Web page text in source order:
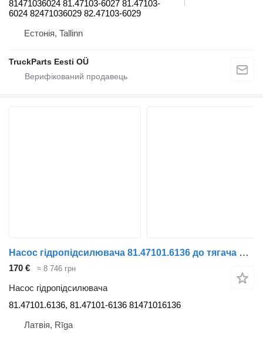
81471036024 81.47103-6027 81.47103-
6024 82471036029 82.47103-6029
Естонія, Tallinn
TruckParts Eesti OÜ
Насос гідропідсилювача 81.47101.6136 до тягача MAN E2000, F2000, F90, L2000, M 2000 L, M 2000 M, M90, TGA, TGM I, TGS I
170 € ≈ 8 746 грн
Насос гідропідсилювача
81.47101.6136, 81.47101-6136 81471016136
Латвія, Rīga